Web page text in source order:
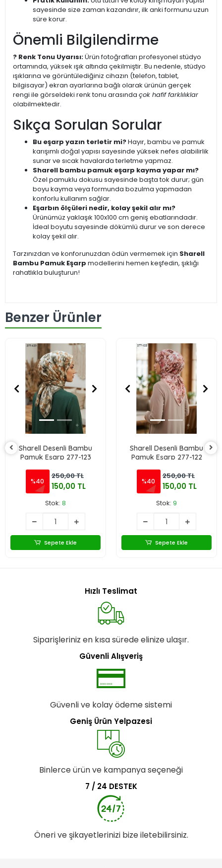
sayesinde size zaman kazandırır, ilk anki formunu uzun
süre korur.
Önemli Bilgilendirme
? Renk Tonu Uyarısı:Ürün fotoğrafları profesyonel stüdyo
ortamında, yüksek ışık altında çekilmiştir. Bu nedenle, stüdyo
ışıklarına ve görüntülediğiniz cihazın (telefon, tablet,
bilgisayar) ekran ayarlarına bağlı olarak ürünün gerçek
rengi ile görseldeki renk tonu arasında çok hafif farklılıklar
olabilmektedir.
Sıkça Sorulan Sorular
Bu eşarp yazın terletir mi?Hayır, bambu ve pamuk
karışımlı doğal yapısı sayesinde yüksek nefes alabilirlik
sunar ve sıcak havalarda terletme yapmaz.
Sharell bambu pamuk eşarp kayma yapar mı?
Özel pamuklu dokusu sayesinde başta tok durur; gün
boyu kayma veya formunda bozulma yapmadan
konforlu kullanım sağlar.
Eşarbın ölçüleri nedir, kolay şekil alır mı?
Ürünümüz yaklaşık 100x100 cm geniş ebatlarındadır.
İdeal boyutu sayesinde dökümlü durur ve son derece
kolay şekil alır.
Tarzınızdan ve konforunuzdan ödün vermemek için Sharell
Bambu Pamuk Eşarp modellerini hemen keşfedin, şıklığı
rahatlıkla buluşturun!
Benzer Ürünler
Sharell Desenli Bambu
Pamuk Eşarp 277-123
%40
250,00 TL
150,00 TL
Stok: 8
Sepete Ekle
Sharell Desenli Bambu
Pamuk Eşarp 277-122
%40
250,00 TL
150,00 TL
Stok: 9
Sepete Ekle
Hızlı Teslimat
Siparişleriniz en kısa sürede elinize ulaşır.
Güvenli Alışveriş
Güvenli ve kolay ödeme sistemi
Geniş Ürün Yelpazesi
Binlerce ürün ve kampanya seçeneği
7 / 24 DESTEK
Öneri ve şikayetlerinizi bize iletebilirsiniz.